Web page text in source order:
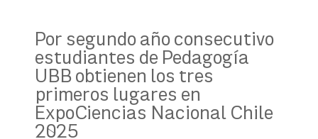
Por segundo año consecutivo
estudiantes de Pedagogía
UBB obtienen los tres
primeros lugares en
ExpoCiencias Nacional Chile
2025